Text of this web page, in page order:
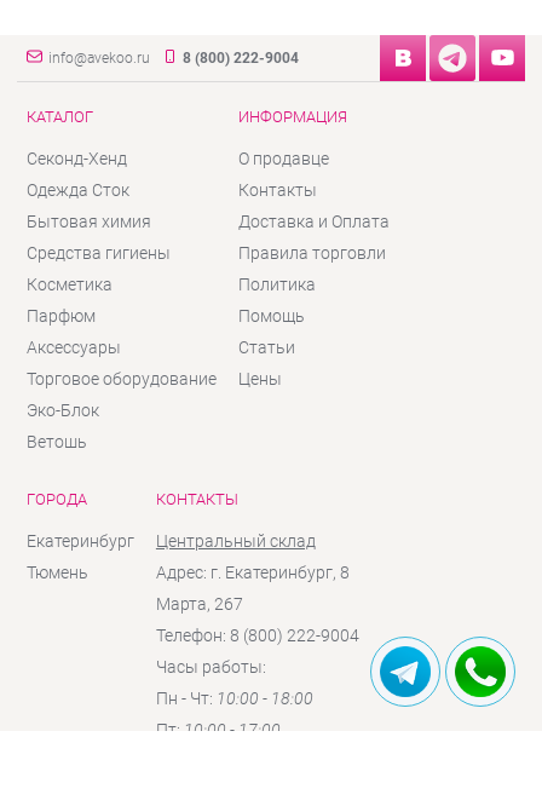
info@avekoo.ru 8 (800) 222-9004
КАТАЛОГ
Секонд-Хенд
Одежда Сток
Бытовая химия
Средства гигиены
Косметика
Парфюм
Аксессуары
Торговое оборудование
Эко-Блок
Ветошь
ИНФОРМАЦИЯ
О продавце
Контакты
Доставка и Оплата
Правила торговли
Политика
Помощь
Статьи
Цены
ГОРОДА
Екатеринбург
Тюмень
КОНТАКТЫ
Центральный склад
Адрес: г. Екатеринбург, 8
Марта, 267
Телефон: 8 (800) 222-9004
Часы работы:
Пн - Чт: 10:00 - 18:00
Пт: 10:00 - 17:00